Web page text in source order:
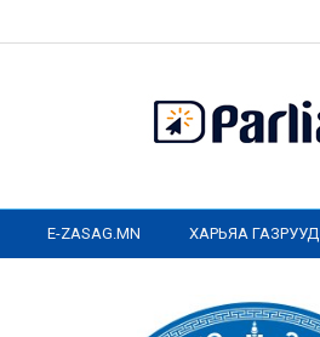
E-ZASAG.MN ХАРЬЯА ГАЗРУУД